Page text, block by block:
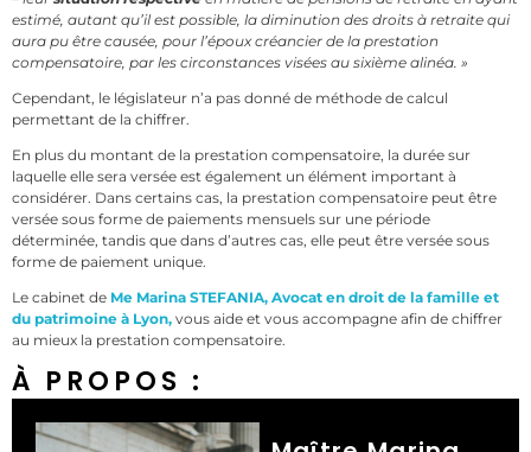
estimé, autant qu’il est possible, la diminution des droits à retraite qui
aura pu être causée, pour l’époux créancier de la prestation
compensatoire, par les circonstances visées au sixième alinéa. »
Cependant, le législateur n’a pas donné de méthode de calcul
permettant de la chiffrer.
En plus du montant de la prestation compensatoire, la durée sur
laquelle elle sera versée est également un élément important à
considérer. Dans certains cas, la prestation compensatoire peut être
versée sous forme de paiements mensuels sur une période
déterminée, tandis que dans d’autres cas, elle peut être versée sous
forme de paiement unique.
Le cabinet de Me Marina STEFANIA, Avocat en droit de la famille et
du patrimoine à Lyon, vous aide et vous accompagne afin de chiffrer
au mieux la prestation compensatoire.
À PROPOS :